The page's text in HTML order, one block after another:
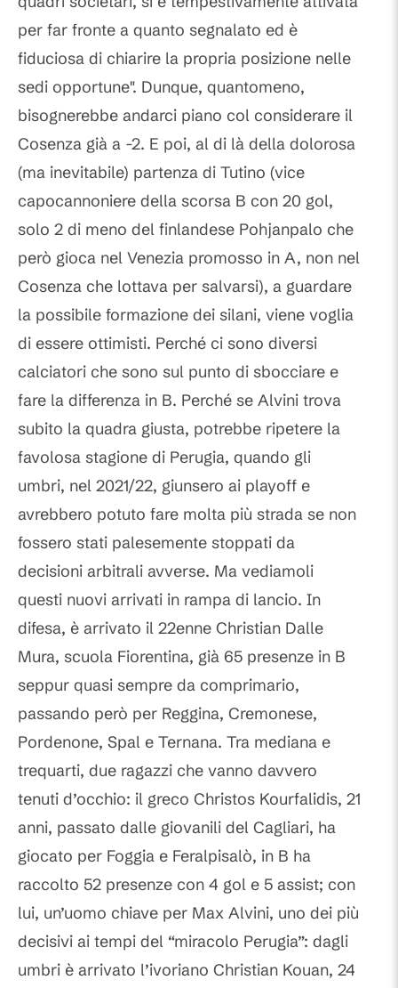
per far fronte a quanto segnalato ed è
fiduciosa di chiarire la propria posizione nelle
sedi opportune". Dunque, quantomeno,
bisognerebbe andarci piano col considerare il
Cosenza già a -2. E poi, al di là della dolorosa
(ma inevitabile) partenza di Tutino (vice
capocannoniere della scorsa B con 20 gol,
solo 2 di meno del finlandese Pohjanpalo che
però gioca nel Venezia promosso in A, non nel
Cosenza che lottava per salvarsi), a guardare
la possibile formazione dei silani, viene voglia
di essere ottimisti. Perché ci sono diversi
calciatori che sono sul punto di sbocciare e
fare la differenza in B. Perché se Alvini trova
subito la quadra giusta, potrebbe ripetere la
favolosa stagione di Perugia, quando gli
umbri, nel 2021/22, giunsero ai playoff e
avrebbero potuto fare molta più strada se non
fossero stati palesemente stoppati da
decisioni arbitrali avverse. Ma vediamoli
questi nuovi arrivati in rampa di lancio. In
difesa, è arrivato il 22enne Christian Dalle
Mura, scuola Fiorentina, già 65 presenze in B
seppur quasi sempre da comprimario,
passando però per Reggina, Cremonese,
Pordenone, Spal e Ternana. Tra mediana e
trequarti, due ragazzi che vanno davvero
tenuti d’occhio: il greco Christos Kourfalidis, 21
anni, passato dalle giovanili del Cagliari, ha
giocato per Foggia e Feralpisalò, in B ha
raccolto 52 presenze con 4 gol e 5 assist; con
lui, un’uomo chiave per Max Alvini, uno dei più
decisivi ai tempi del “miracolo Perugia”: dagli
umbri è arrivato l’ivoriano Christian Kouan, 24